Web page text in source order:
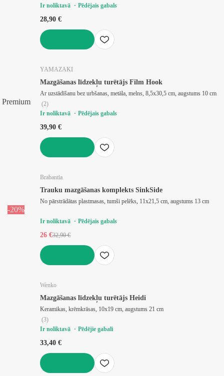
Ir noliktavā
Pēdējais gabals
28,90 €
Premium
YAMAZAKI
Mazgāšanas līdzekļu turētājs Film Hook
Ar uzstādīšanu bez urbšanas, metāla, melns, 8,5x30,5 cm, augstums 10 cm
(2)
Ir noliktavā
Pēdējais gabals
39,90 €
-20%
Brabantia
Trauku mazgāšanas komplekts SinkSide
No pārstrādātas plastmasas, tumši pelēks, 11x21,5 cm, augstums 13 cm
Ir noliktavā Pēdējais gabals
26 €32,90 €
Wenko
Mazgāšanas līdzekļu turētājs Heidi
Keramikas, krēmkrāsas, 10x19 cm, augstums 21 cm
(3)
Ir noliktavā
Pēdējie gabali
33,40 €